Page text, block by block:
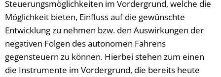
Steuerungsmöglichkeiten im Vordergrund, welche die
Möglichkeit bieten, Einfluss auf die gewünschte
Entwicklung zu nehmen bzw. den Auswirkungen der
negativen Folgen des autonomen Fahrens
gegensteuern zu können. Hierbei stehen zum einen
die Instrumente im Vordergrund, die bereits heute